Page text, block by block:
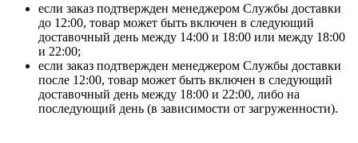
если заказ подтвержден менеджером Службы доставки
до 12:00, товар может быть включен в следующий
доставочный день между 14:00 и 18:00 или между 18:00
и 22:00;
если заказ подтвержден менеджером Службы доставки
после 12:00, товар может быть включен в следующий
доставочный день между 18:00 и 22:00, либо на
последующий день (в зависимости от загруженности).